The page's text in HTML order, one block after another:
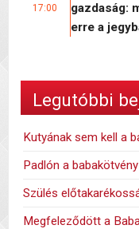
17:00
gazdaság:
erre a
Legutóbbi
Kutyának sem kell a
Padlón a
Szülés
Megfeleződött a